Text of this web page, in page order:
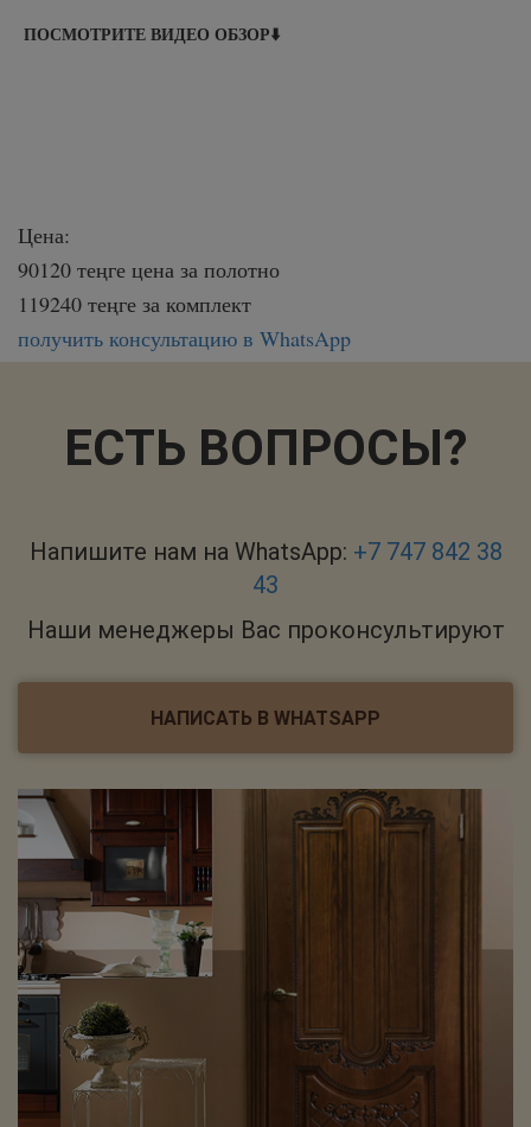
ПОСМОТРИТЕ ВИДЕО ОБЗОР⬇️
Цена:
90120 теңге цена за полотно
119240 теңге за комплект
получить консультацию в WhatsApp
ЕСТЬ ВОПРОСЫ?
Напишите нам на WhatsApp: +7 747 842 38
43
Наши менеджеры Вас проконсультируют
НАПИСАТЬ В WHATSAPP